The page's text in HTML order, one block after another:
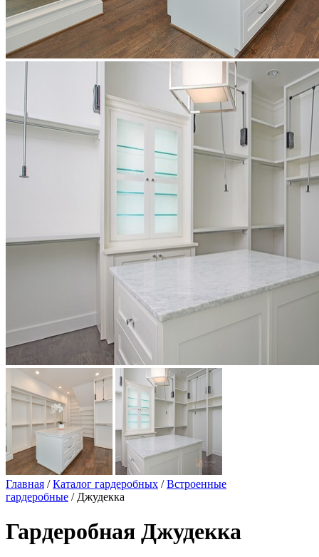
Главная /Каталог гардеробных /Встроенные
гардеробные / Джудекка
Гардеробная Джудекка